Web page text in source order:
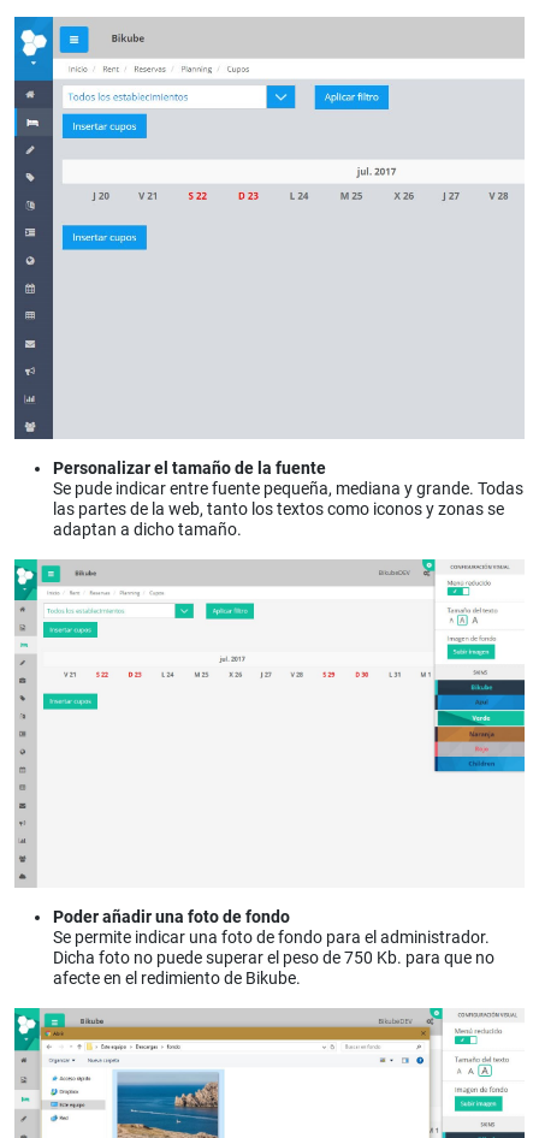
Personalizar el tamaño de la fuente
Se pude indicar entre fuente pequeña, mediana y grande. Todas
las partes de la web, tanto los textos como iconos y zonas se
adaptan a dicho tamaño.
Poder añadir una foto de fondo
Se permite indicar una foto de fondo para el administrador.
Dicha foto no puede superar el peso de 750 Kb. para que no
afecte en el redimiento de Bikube.